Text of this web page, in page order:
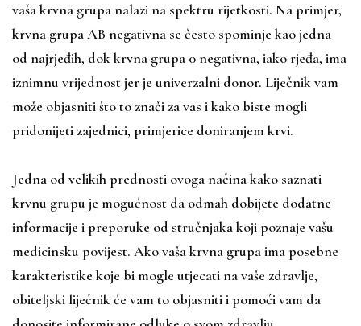
vaša krvna grupa nalazi na spektru rijetkosti. Na primjer,
krvna grupa AB negativna se često spominje kao jedna
od najrjeđih, dok krvna grupa 0 negativna, iako rjeđa, ima
iznimnu vrijednost jer je univerzalni donor. Liječnik vam
može objasniti što to znači za vas i kako biste mogli
pridonijeti zajednici, primjerice doniranjem krvi.
Jedna od velikih prednosti ovoga načina kako saznati
krvnu grupu je mogućnost da odmah dobijete dodatne
informacije i preporuke od stručnjaka koji poznaje vašu
medicinsku povijest. Ako vaša krvna grupa ima posebne
karakteristike koje bi mogle utjecati na vaše zdravlje,
obiteljski liječnik će vam to objasniti i pomoći vam da